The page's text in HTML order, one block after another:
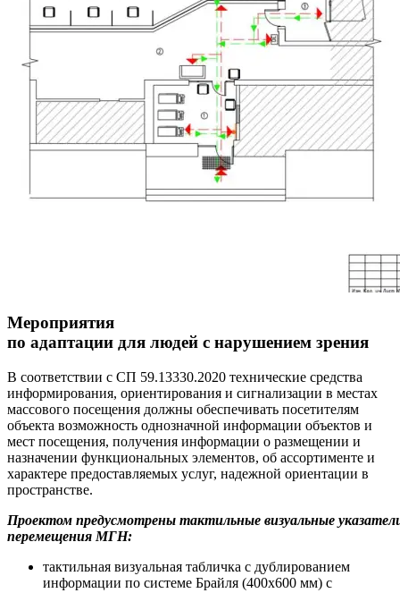
Мероприятия
по адаптации для людей с нарушением зрения
В соответствии с СП 59.13330.2020 технические средства
информирования, ориентирования и сигнализации в местах
массового посещения должны обеспечивать посетителям
объекта возможность однозначной информации объектов и
мест посещения, получения информации о размещении и
назначении функциональных элементов, об ассортименте и
характере предоставляемых услуг, надежной ориентации в
пространстве.
Проектом предусмотрены тактильные визуальные
перемещения МГН:
тактильная визуальная табличка с дублированием
информации по системе Брайля (400х600 мм) с